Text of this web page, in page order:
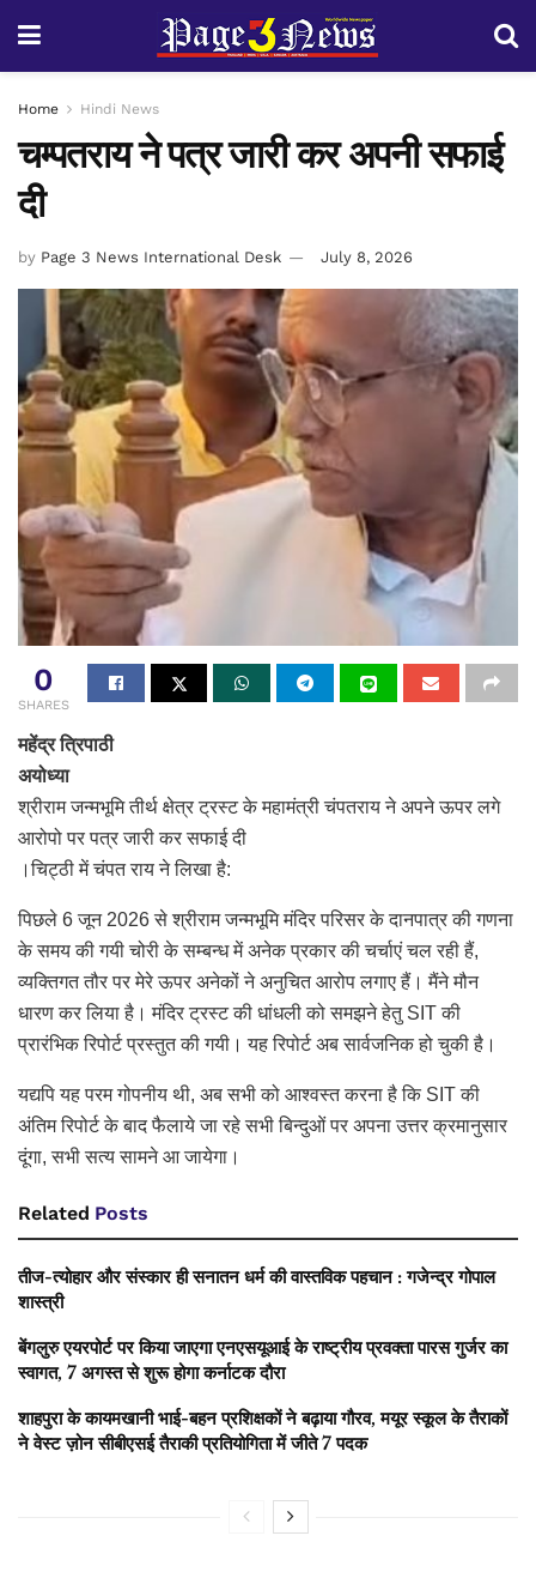
Home Hindi News
चम्पतराय ने पत्र जारी कर अपनी सफाई
दी
by Page 3 News International Desk July 8, 2026
0
SHARES
महेंद्र त्रिपाठी
अयोध्या
श्रीराम जन्मभूमि तीर्थ क्षेत्र ट्रस्ट के महामंत्री चंपतराय ने अपने ऊपर लगे
आरोपो पर पत्र जारी कर सफाई दी
।चिट्ठी में चंपत राय ने लिखा है:
पिछले 6 जून 2026 से श्रीराम जन्मभूमि मंदिर परिसर के दानपात्र की गणना
के समय की गयी चोरी के सम्बन्ध में अनेक प्रकार की चर्चाएं चल रही हैं,
व्यक्तिगत तौर पर मेरे ऊपर अनेकों ने अनुचित आरोप लगाए हैं। मैंने मौन
धारण कर लिया है। मंदिर ट्रस्ट की धांधली को समझने हेतु SIT की
प्रारंभिक रिपोर्ट प्रस्तुत की गयी। यह रिपोर्ट अब सार्वजनिक हो चुकी है।
यद्यपि यह परम गोपनीय थी, अब सभी को आश्वस्त करना है कि SIT की
अंतिम रिपोर्ट के बाद फैलाये जा रहे सभी बिन्दुओं पर अपना उत्तर क्रमानुसार
दूंगा, सभी सत्य सामने आ जायेगा।
Related Posts
तीज-त्योहार और संस्कार ही सनातन धर्म की वास्तविक पहचान : गजेन्द्र गोपाल
शास्त्री
बेंगलुरु एयरपोर्ट पर किया जाएगा एनएसयूआई के राष्ट्रीय प्रवक्ता पारस गुर्जर का
स्वागत, 7 अगस्त से शुरू होगा कर्नाटक दौरा
शाहपुरा के कायमखानी भाई-बहन प्रशिक्षकों ने बढ़ाया गौरव, मयूर स्कूल के तैराकों
ने वेस्ट ज़ोन सीबीएसई तैराकी प्रतियोगिता में जीते 7 पदक